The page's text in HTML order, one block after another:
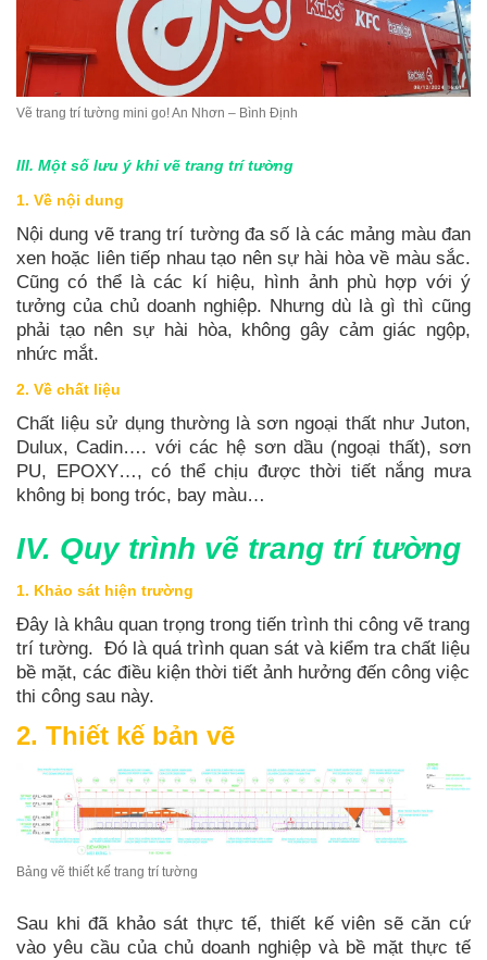
Vẽ trang trí tường mini go! An Nhơn – Bình Định
III. Một số lưu ý khi vẽ trang trí tường
1. Về nội dung
Nội dung vẽ trang trí tường đa số là các mảng màu đan
xen hoặc liên tiếp nhau tạo nên sự hài hòa về màu sắc.
Cũng có thể là các kí hiệu, hình ảnh phù hợp với ý
tưởng của chủ doanh nghiệp. Nhưng dù là gì thì cũng
phải tạo nên sự hài hòa, không gây cảm giác ngộp,
nhức mắt.
2. Về chất liệu
Chất liệu sử dụng thường là sơn ngoại thất như Juton,
Dulux, Cadin…. với các hệ sơn dầu (ngoại thất), sơn
PU, EPOXY…, có thể chịu được thời tiết nắng mưa
không bị bong tróc, bay màu…
IV. Quy trình vẽ trang trí tường
1. Khảo sát hiện trường
Đây là khâu quan trọng trong tiến trình thi công vẽ trang
trí tường. Đó là quá trình quan sát và kiểm tra chất liệu
bề mặt, các điều kiện thời tiết ảnh hưởng đến công việc
thi công sau này.
2. Thiết kế bản vẽ
Bảng vẽ thiết kế trang trí tường
Sau khi đã khảo sát thực tế, thiết kế viên sẽ căn cứ
vào yêu cầu của chủ doanh nghiệp và bề mặt thực tế